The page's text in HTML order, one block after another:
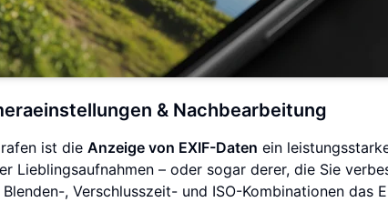
& Nachbearbeitung
ist die Anzeige von EXIF-Daten ein
Lieblingsaufnahmen – oder sogar derer, die Sie
, Verschlusszeit- und ISO-Kombinationen das